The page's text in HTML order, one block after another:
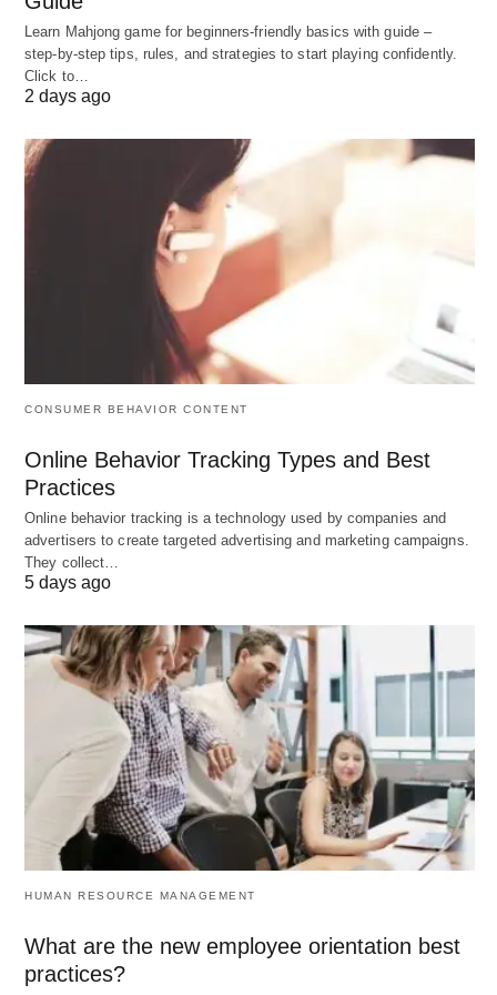
attain enterprise objectives and the
assignment of each grouping to a
supervise it.”
“यह उद्यम के उद्देश्यों को प्राप्त करने के लिए आवश्यक गतिविधियों
का एक समूह है और प्रत्येक समूह को एक प्रबंधक को सौंपने का
अधिकार है जिसकी देखरेख के लिए आवश्यक है।”
Louis A. Allen के अनुसार;
“The process of identifying and grouping
the work to be performed, defining and
delegating responsibility and authority
and establishing a relationship to enable
people to work more effectively together
in accomplishing objects.”
“कार्य को पहचानने और समूहित करने की प्रक्रिया, जिम्मेदारी और
अधिकार को परिभाषित करने और परिभाषित करने और लोगों को
पूरा करने में वस्तुओं को एक साथ अधिक प्रभावी ढंग से काम करने
के लिए एक संबंध स्थापित करने की प्रक्रिया।”
Joseph L. Massive के अनुसार;
“The structure and process by which a
Learn Mahjong game for beginners‑friendly basics with guide –
step‑by‑step tips, rules, and strategies to start playing confidently.
Click to…
2 days ago
CONSUMER BEHAVIOR CONTENT
Online Behavior Tracking Types and Best
Practices
Online behavior tracking is a technology used by companies and
advertisers to create targeted advertising and marketing campaigns.
They collect…
5 days ago
HUMAN RESOURCE MANAGEMENT
What are the new employee orientation best
practices?